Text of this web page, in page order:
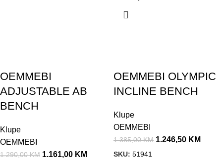
OEMMEBI
ADJUSTABLE AB
BENCH
Klupe
OEMMEBI
1.290,00KM 1.161,00 KM
OEMMEBI OLYMPIC
INCLINE BENCH
Klupe
OEMMEBI
1.385,00KM 1.246,50 KM
SKU: 51941